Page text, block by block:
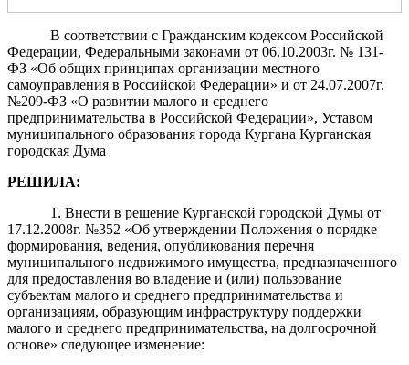
В соответствии с Гражданским кодексом Российской
Федерации, Федеральными законами от 06.10.2003г. № 131-
ФЗ «Об общих принципах организации местного
самоуправления в Российской Федерации» и от 24.07.2007г.
№209-ФЗ «О развитии малого и среднего
предпринимательства в Российской Федерации», Уставом
муниципального образования города Кургана Курганская
городская Дума
РЕШИЛА:
1. Внести в решение Курганской городской Думы от
17.12.2008г. №352 «Об утверждении Положения о порядке
формирования, ведения, опубликования перечня
муниципального недвижимого имущества, предназначенного
для предоставления во владение и (или) пользование
субъектам малого и среднего предпринимательства и
организациям, образующим инфраструктуру поддержки
малого и среднего предпринимательства, на долгосрочной
основе» следующее изменение: